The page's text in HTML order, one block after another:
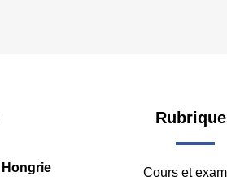
Footer
Cours et